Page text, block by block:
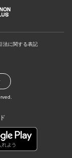
ラス
法に関する表記